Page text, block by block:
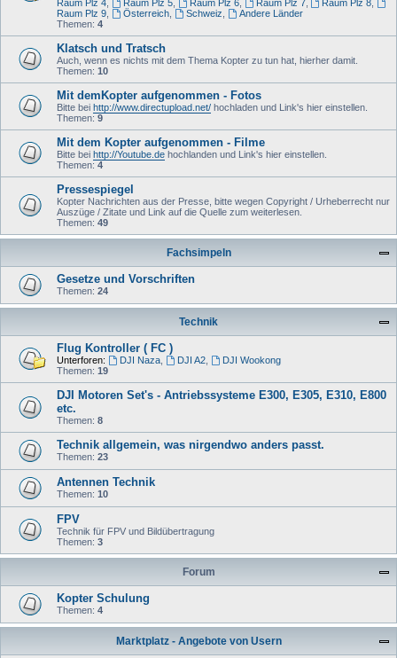
Raum Plz 4
Raum Plz 5, Raum Plz 6, Raum Plz 7, Raum Plz 8
Raum Plz 9
Österreich, Schweiz
Andere Länder
Themen: 4
Klatsch und Tratsch
Auch, wenn es nichts mit dem Thema Kopter zu tun hat, hierher damit.
Themen: 10
Mit demKopter aufgenommen - Fotos
Bitte bei http://www.directupload.net/ hochladen und Link's hier einstellen.
Themen: 9
Mit dem Kopter aufgenommen - Filme
Bitte bei http://Youtube.de hochlanden und Link's hier einstellen.
Themen: 4
Pressespiegel
Kopter Nachrichten aus der Presse, bitte wegen Copyright / Urheberrecht nur
Auszüge / Zitate und Link auf die Quelle zum weiterlesen.
Themen: 49
Fachsimpeln
Gesetze und Vorschriften
Themen: 24
Technik
Flug Kontroller ( FC )
Unterforen: DJI Naza, DJI A2,
DJI Wookong
Themen: 19
DJI Motoren Set's - Antriebssysteme E300, E305, E310, E800
etc.
Themen: 8
Technik allgemein, was nirgendwo anders passt.
Themen: 23
Antennen Technik
Themen: 10
FPV
Technik für FPV und Bildübertragung
Themen: 3
Forum
Kopter Schulung
Themen: 4
Marktplatz - Angebote von Usern